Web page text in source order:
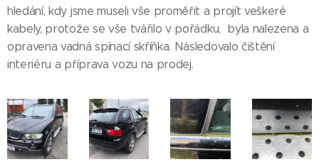
hledání, kdy jsme museli vše proměřit a projít veškeré
kabely, protože se vše tvářilo v pořádku, byla nalezena a
opravena vadná spínací skříňka. Následovalo čištění
interiéru a příprava vozu na prodej.